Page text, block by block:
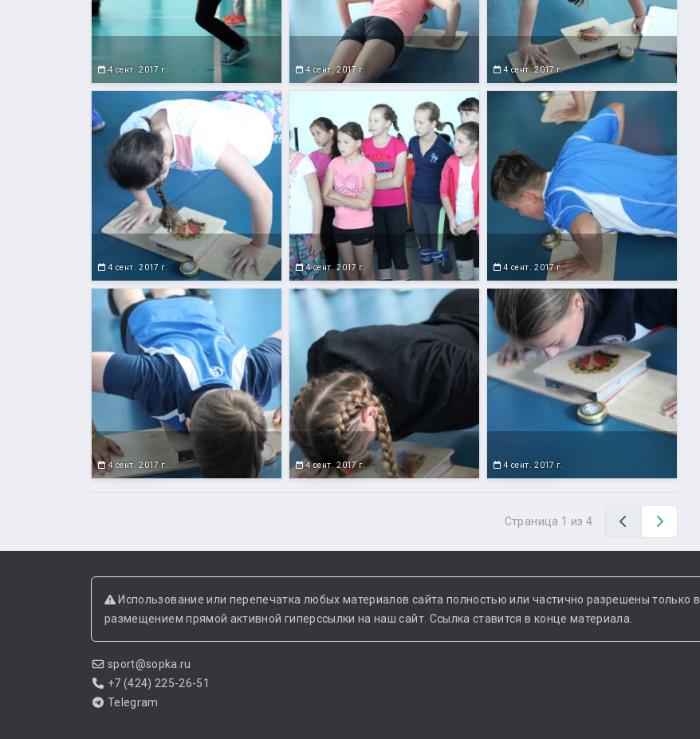
4 сент. 2017 г. 4 сент. 2017 г. 4 сент. 2017 г.
4 сент. 2017 г. 4 сент. 2017 г. 4 сент. 2017 г.
4 сент. 2017 г. 4 сент. 2017 г. 4 сент. 2017 г.
Страница 1 из 4 Назад
Использование или перепечатка любых материалов сайта полностью или частично разрешены только
размещением прямой активной гиперссылки на наш сайт. Ссылка ставится в конце материала.
sport@sopka.ru
+7 (424) 225-26-51
Telegram